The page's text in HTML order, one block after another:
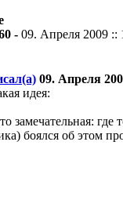
- 09. Апреля 2009 ::
09. Апреля
идея:
замечательная: где
боялся об этом